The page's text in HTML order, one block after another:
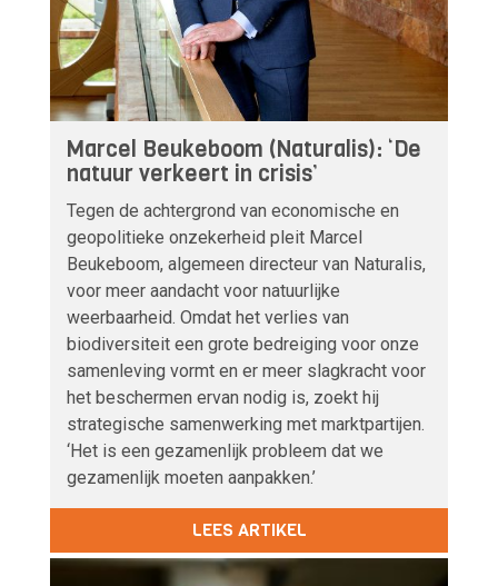
Marcel Beukeboom (Naturalis): ‘De
natuur verkeert in crisis’
Tegen de achtergrond van economische en
geopolitieke onzekerheid pleit Marcel
Beukeboom, algemeen directeur van Naturalis,
voor meer aandacht voor natuurlijke
weerbaarheid. Omdat het verlies van
biodiversiteit een grote bedreiging voor onze
samenleving vormt en er meer slagkracht voor
het beschermen ervan nodig is, zoekt hij
strategische samenwerking met marktpartijen.
‘Het is een gezamenlijk probleem dat we
gezamenlijk moeten aanpakken.’
LEES ARTIKEL